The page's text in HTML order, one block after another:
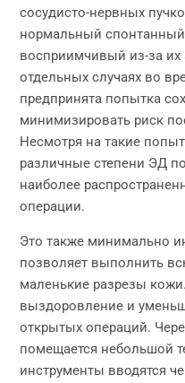
сосудисто-нервных
нормальный
восприимчивый из-за
отдельных случаях во
предпринята попытка
минимизировать риск
Несмотря на такие
различные степени ЭД
наиболее
операции.
Это также минимально
позволяет выполнить
маленькие разрезы
выздоровление и
открытых операций.
помещается небольшой
инструменты вводятся